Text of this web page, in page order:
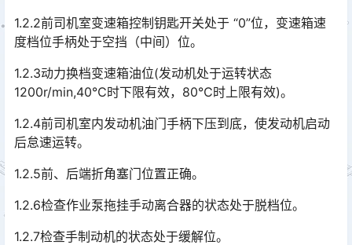
1.2.2前司机室变速箱控制钥匙开关处于 “0”位，变速箱速
度档位手柄处于空挡（中间）位。
1.2.3动力换档变速箱油位(发动机处于运转状态
1200r/min,40℃时下限有效，80℃时上限有效)。
1.2.4前司机室内发动机油门手柄下压到底，使发动机启动
后怠速运转。
1.2.5前、后端折角塞门位置正确。
1.2.6检查作业泵拖挂手动离合器的状态处于脱档位。
1.2.7检查手制动机的状态处于缓解位。